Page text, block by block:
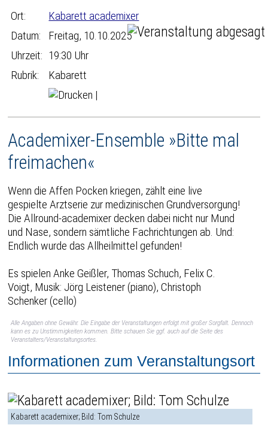
Ort:
Kabarett academixer
Datum:
Freitag, 10.10.2025
Uhrzeit: 19:30 Uhr
Rubrik:
Kabarett
|
Academixer-Ensemble »Bitte mal
freimachen«
Wenn die Affen Pocken kriegen, zählt eine live
gespielte Arztserie zur medizinischen Grundversorgung!
Die Allround-academixer decken dabei nicht nur Mund
und Nase, sondern sämtliche Fachrichtungen ab. Und:
Endlich wurde das Allheilmittel gefunden!
Es spielen Anke Geißler, Thomas Schuch, Felix C.
Voigt, Musik: Jörg Leistener (piano), Christoph
Schenker (cello)
Alle Angaben ohne Gewähr. Die Eingabe der Veranstaltungen erfolgt mit großer Sorgfalt. Dennoch
kann es zu Unstimmigkeiten kommen. Bitte schauen Sie ggf. auch auf die Seite des
Veranstalters/Veranstaltungsortes.
Informationen zum Veranstaltungsort
Kabarett academixer; Bild: Tom Schulze